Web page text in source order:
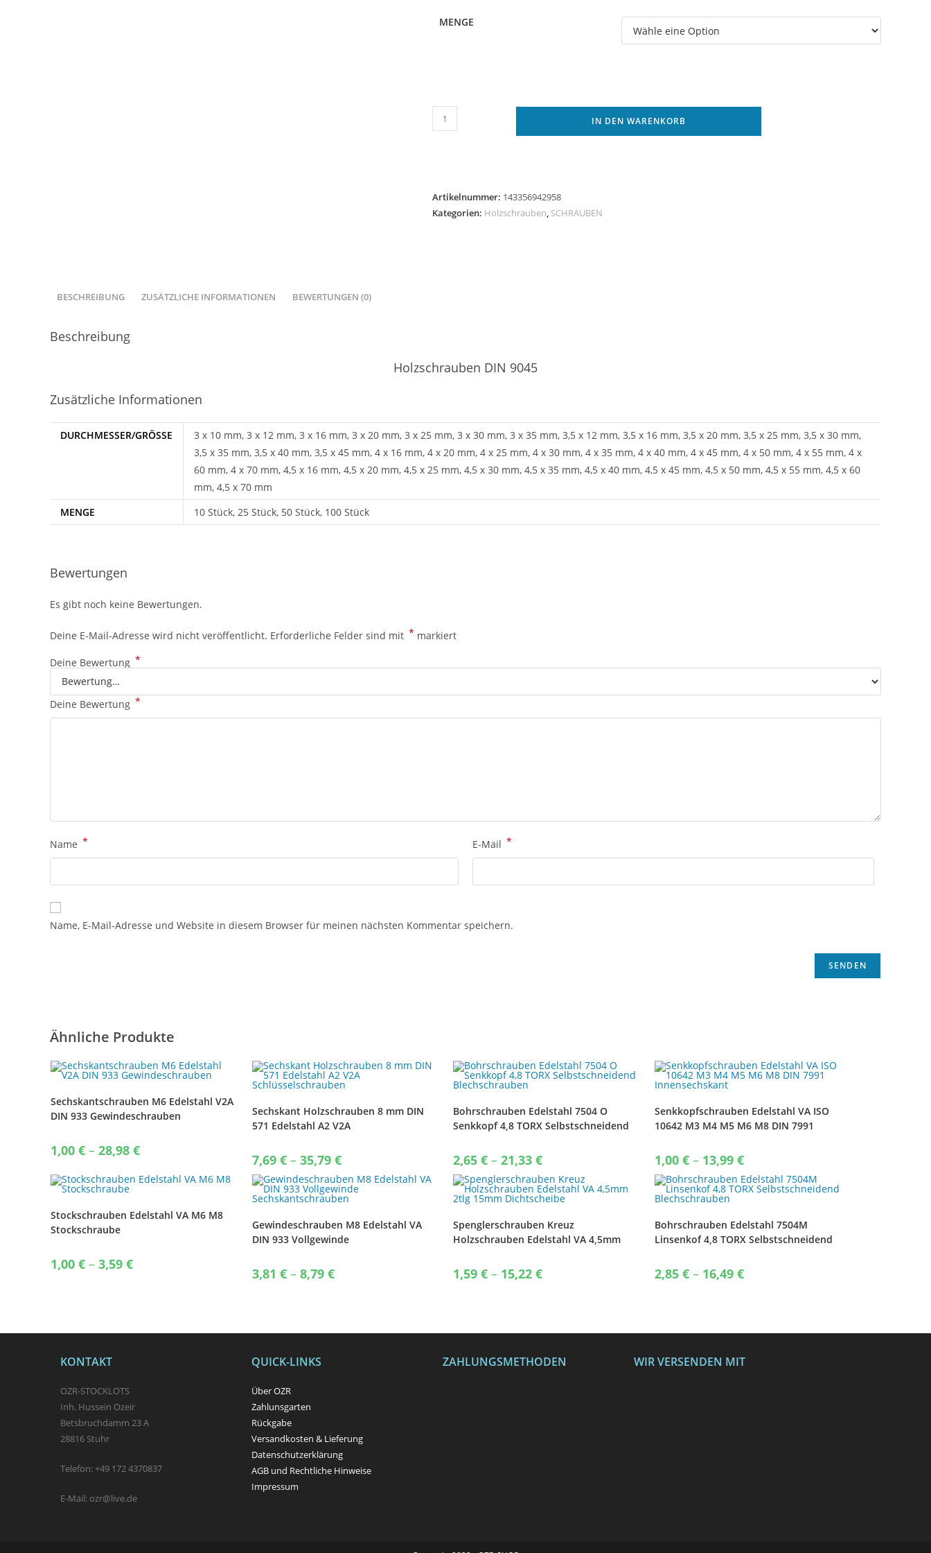
MENGE
Spanplattenschrauben
Linsenkopf
DIN
9045
IN DEN WARENKORB
Artikelnummer: 143356942958
Kategorien: Holzschrauben, SCHRAUBEN
BESCHREIBUNG ZUSÄTZLICHE INFORMATIONEN BEWERTUNGEN (0)
Beschreibung
Holzschrauben DIN 9045
Zusätzliche Informationen
DURCHMESSER/GRÖSSE
3 x 10 mm, 3 x 12 mm, 3 x 16 mm, 3 x 20 mm, 3 x 25 mm, 3 x 30 mm, 3 x 35 mm, 3,5 x 12 mm, 3,5 x 16 mm, 3,5 x 20 mm, 3,5 x 25 mm, 3,5 x 30 mm,
3,5 x 35 mm, 3,5 x 40 mm, 3,5 x 45 mm, 4 x 16 mm, 4 x 20 mm, 4 x 25 mm, 4 x 30 mm, 4 x 35 mm, 4 x 40 mm, 4 x 45 mm, 4 x 50 mm, 4 x 55 mm, 4 x
60 mm, 4 x 70 mm, 4,5 x 16 mm, 4,5 x 20 mm, 4,5 x 25 mm, 4,5 x 30 mm, 4,5 x 35 mm, 4,5 x 40 mm, 4,5 x 45 mm, 4,5 x 50 mm, 4,5 x 55 mm, 4,5 x 60
mm, 4,5 x 70 mm
MENGE
10 Stück, 25 Stück, 50 Stück, 100 Stück
Bewertungen
Es gibt noch keine Bewertungen.
Deine E-Mail-Adresse wird nicht veröffentlicht. Erforderliche Felder sind mit * markiert
Deine Bewertung *
Deine Bewertung *
Name * E-Mail *
Name, E-Mail-Adresse und Website in diesem Browser für meinen nächsten Kommentar speichern.
Ähnliche Produkte
Sechskantschrauben M6 Edelstahl V2A
DIN 933 Gewindeschrauben
1,00€ – 28,98€Price
range:
through
28,98 €
Sechskant Holzschrauben 8 mm DIN
571 Edelstahl A2 V2A
7,69 € – 35,79 €Price
range:
7,69 €
through
35,79 €
Bohrschrauben Edelstahl 7504 O
Senkkopf 4,8 TORX Selbstschneidend
2,65€ – 21,33€Price
range:
2,65 €
through
21,33 €
Senkkopfschrauben Edelstahl VA ISO
10642 M3 M4 M5 M6 M8 DIN 7991
1,00€ – 13,99€Price
range:
1,00 €
through
13,99 €
Stockschrauben Edelstahl VA M6 M8
Stockschraube
1,00€ – 3,59€Price
range:
Gewindeschrauben M8 Edelstahl VA
DIN 933 Vollgewinde
3,81 € – 8,79 €Price
range:
Spenglerschrauben Kreuz
Holzschrauben Edelstahl VA 4,5mm
1,59€ – 15,22€Price
range:
Bohrschrauben Edelstahl 7504M
Linsenkof 4,8 TORX Selbstschneidend
2,85€ – 16,49€Price
range:
KONTAKT
OZR-STOCKLOTS
Inh. Hussein Ozeir
Betsbruchdamm 23 A
28816 Stuhr
Telefon: +49 172 4370837
E-Mail: ozr@live.de
QUICK-LINKS
Über OZR
Zahlunsgarten
Rückgabe
Versandkosten & Lieferung
Datenschutzerklärung
AGB und Rechtliche Hinweise
Impressum
ZAHLUNGSMETHODEN WIR VERSENDEN MIT